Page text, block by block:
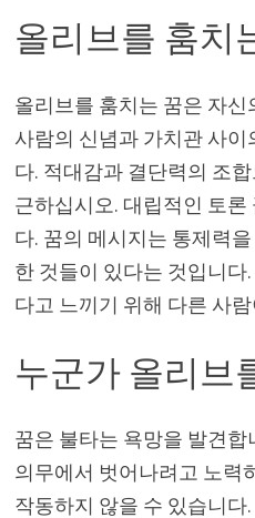
올리브를 훔치
올리브를 훔치는 꿈은 자
사람의 신념과 가치관 사
다. 적대감과 결단력의 조
근하십시오. 대립적인 토
다. 꿈의 메시지는 통제력
한 것들이 있다는 것입니
다고 느끼기 위해 다른 사
누군가 올리브
꿈은 불타는 욕망을 발견
의무에서 벗어나려고 노력
작동하지 않을 수 있습니